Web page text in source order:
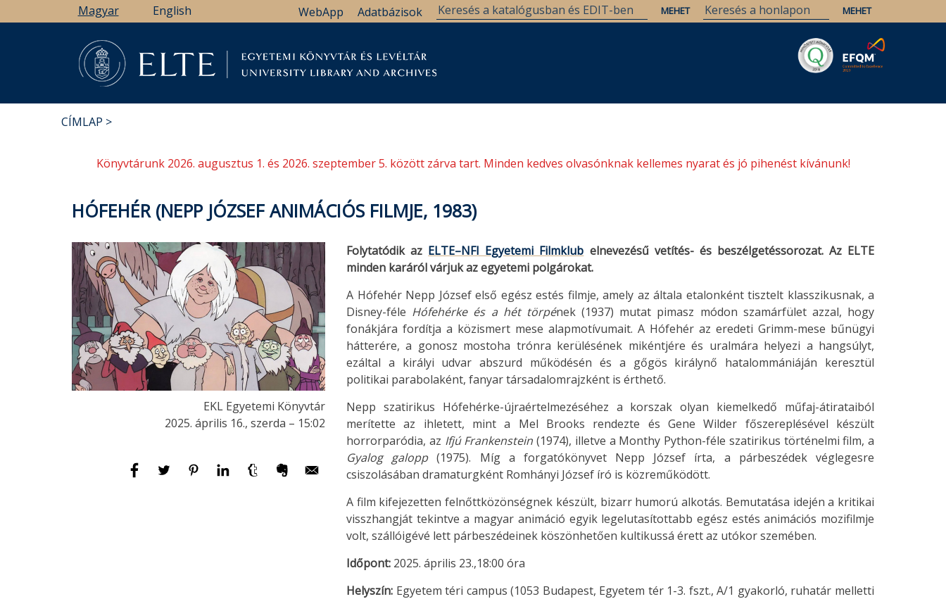
a
Magyar English Adatbázisok
WebApp
CÍMLAP
Könyvtárunk 2026. augusztus 1. és 2026. szeptember 5. között zárva tart. Minden kedves olvasónknak kellemes nyarat és jó pihenést kívánunk!
HÓFEHÉR (NEPP JÓZSEF ANIMÁCIÓS FILMJE, 1983)
EKL Egyetemi Könyvtár
2025. április 16., szerda – 15:02
Folytatódik az ELTE–NFI Egyetemi Filmklub elnevezésű vetítés- és beszélgetéssorozat. Az ELTE
minden karáról várjuk az egyetemi polgárokat.
A Hófehér Nepp József első egész estés filmje, amely az általa etalonként tisztelt klasszikusnak, a
Disney-féle Hófehérke és a hét törpének (1937) mutat pimasz módon szamárfület azzal, hogy
fonákjára fordítja a közismert mese alapmotívumait. A Hófehér az eredeti Grimm-mese bűnügyi
hátterére, a gonosz mostoha trónra kerülésének mikéntjére és uralmára helyezi a hangsúlyt,
ezáltal a királyi udvar abszurd működésén és a gőgös királynő hatalommániáján keresztül
politikai parabolaként, fanyar társadalomrajzként is érthető.
Nepp szatirikus Hófehérke-újraértelmezéséhez a korszak olyan kiemelkedő műfaj-átirataiból
merítette az ihletett, mint a Mel Brooks rendezte és Gene Wilder főszereplésével készült
horrorparódia, az Ifjú Frankenstein (1974), illetve a Monthy Python-féle szatirikus történelmi film, a
Gyalog galopp(1975). Míg a forgatókönyvet Nepp József írta, a párbeszédek véglegesre
csiszolásában dramaturgként Romhányi József író is közreműködött.
A film kifejezetten felnőttközönségnek készült, bizarr humorú alkotás. Bemutatása idején a kritikai
visszhangját tekintve a magyar animáció egyik legelutasítottabb egész estés animációs mozifilmje
volt, szállóigévé lett párbeszédeinek köszönhetően kultikussá érett az utókor szemében.
Időpont: 2025. április 23.,18:00 óra
Helyszín: Egyetem téri campus (1053 Budapest, Egyetem tér 1-3. fszt., A/1 gyakorló, ruhatár melletti